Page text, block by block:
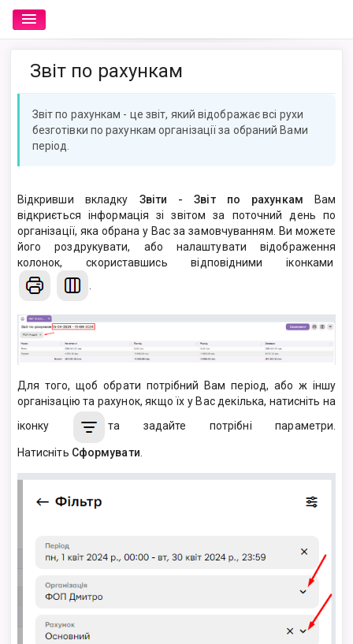
Звіт по рахункам
Звіт по рахункам - це звіт, який відображає всі рухи
безготівки по рахункам організації за обраний Вами
період.
Відкривши вкладку Звіти - Звіт по рахункам Вам
відкриється інформація зі звітом за поточний день по
організації, яка обрана у Вас за замовчуванням. Ви можете
його роздрукувати, або налаштувати відображення
колонок, скориставшись відповідними іконками
Для того, щоб обрати потрібний Вам період, або ж іншу
організацію та рахунок, якщо їх у Вас декілька, натисніть на
іконку
та задайте потрібні параметри.
Натисніть Сформувати